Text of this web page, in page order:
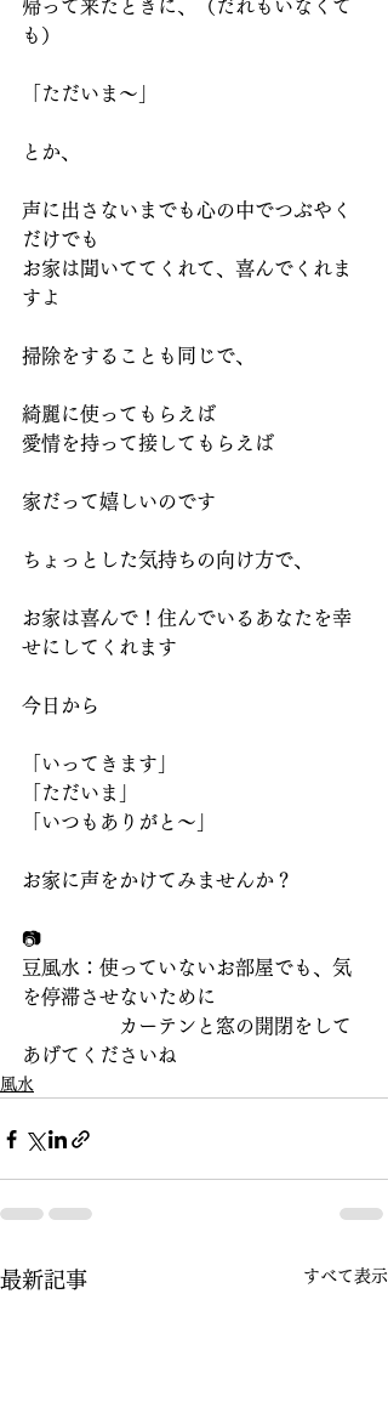
帰って来たときに、（だれもいなくて
も）
「ただいま～」
とか、
声に出さないまでも心の中でつぶやく
だけでも
お家は聞いててくれて、喜んでくれま
すよ
掃除をすることも同じで、
綺麗に使ってもらえば
愛情を持って接してもらえば
家だって嬉しいのです
ちょっとした気持ちの向け方で、
お家は喜んで！住んでいるあなたを幸
せにしてくれます
今日から
「いってきます」
「ただいま」
「いつもありがと～」
お家に声をかけてみませんか？
📷
豆風水：使っていないお部屋でも、気
を停滞させないために
カーテンと窓の開閉をして
あげてくださいね
風水
最新記事 すべて表示